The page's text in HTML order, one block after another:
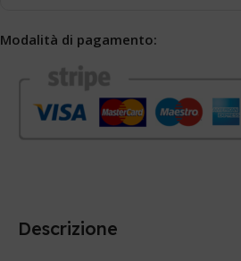
Modalità di pagamento:
Descrizione